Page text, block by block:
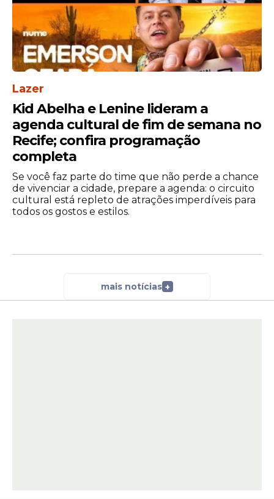
Lazer
Kid Abelha e Lenine lideram a
agenda cultural de fim de semana no
Recife; confira programação
completa
Se você faz parte do time que não perde a chance
de vivenciar a cidade, prepare a agenda: o circuito
cultural está repleto de atrações imperdíveis para
todos os gostos e estilos.
mais notícias +